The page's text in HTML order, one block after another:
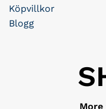
Köpvillkor
Blogg